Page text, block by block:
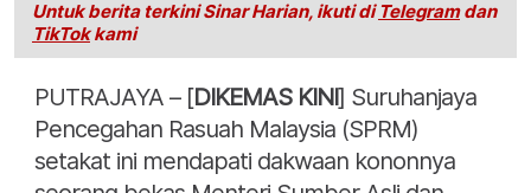
Untuk berita terkini Sinar Harian, ikuti di Telegramdan
TikTokkami
PUTRAJAYA – [DIKEMAS KINI] Suruhanjaya
Pencegahan Rasuah Malaysia (SPRM)
setakat ini mendapati dakwaan kononnya